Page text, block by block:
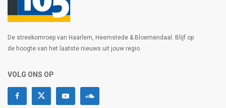
De streekomroep van Haarlem, Heemstede & Bloemendaal. Blijf op
de hoogte van het laatste nieuws uit jouw regio.
VOLG ONS OP